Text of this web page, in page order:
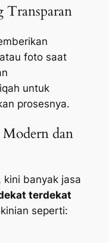
Transparan
foto saat
untuk
prosesnya.
dan
banyak jasa
terdekat
seperti: